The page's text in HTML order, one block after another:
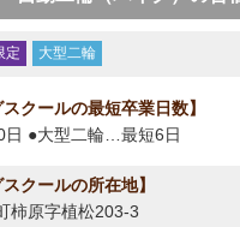
定 大型二輪
クールの最短卒業日数
●大型二輪…最短6日
クールの所在地
柿原字植松203-3